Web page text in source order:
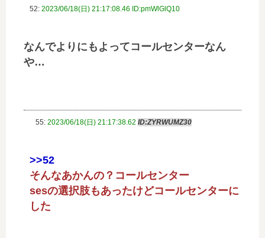
52: 2023/06/18(日) 21:17:08.46 ID:pmWlGlQ10
なんでよりにもよってコールセンターなん
や…
55: 2023/06/18(日) 21:17:38.62 ID:ZYRWUMZ30
>>52
そんなあかんの？コールセンター
sesの選択肢もあったけどコールセンターに
した